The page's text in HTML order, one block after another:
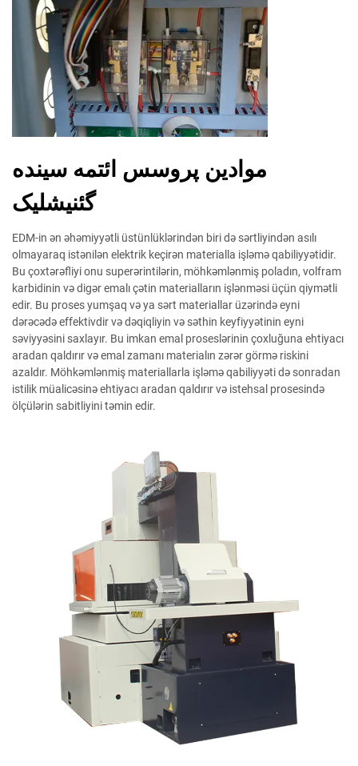
موادين پروسس ائتمه سينده
گئنيشليک
EDM-in ən əhəmiyyətli üstünlüklərindən biri də sərtliyindən asılı
olmayaraq istənilən elektrik keçirən materialla işləmə qabiliyyətidir.
Bu çoxtərəfliyi onu superərintilərin, möhkəmlənmiş poladın, volfram
karbidinin və digər emalı çətin materialların işlənməsi üçün qiymətli
edir. Bu proses yumşaq və ya sərt materiallar üzərində eyni
dərəcədə effektivdir və dəqiqliyin və səthin keyfiyyətinin eyni
səviyyəsini saxlayır. Bu imkan emal proseslərinin çoxluğuna ehtiyacı
aradan qaldırır və emal zamanı materialın zərər görmə riskini
azaldır. Möhkəmlənmiş materiallarla işləmə qabiliyyəti də sonradan
istilik müalicəsinə ehtiyacı aradan qaldırır və istehsal prosesində
ölçülərin sabitliyini təmin edir.